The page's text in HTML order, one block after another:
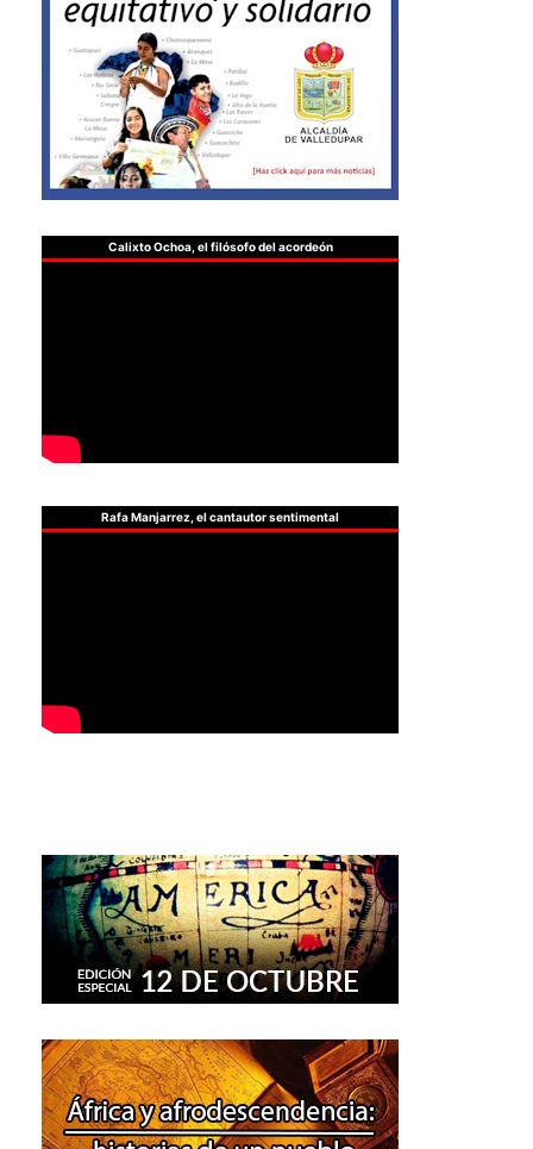
Calixto Ochoa, el filósofo del acordeón
Rafa Manjarrez, el cantautor sentimental